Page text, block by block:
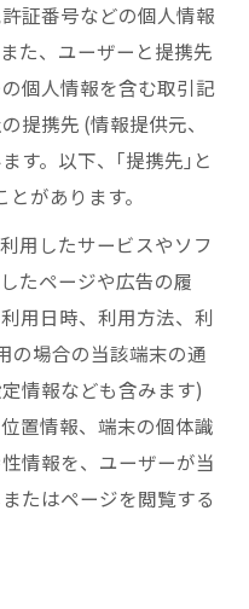
証番号などの個人情報
た、ユーザーと提携先
個人情報を含む取引記
提携先 (情報提供元、
す。以下、｢提携先｣と
があります。
用したサービスやソフ
たページや広告の履
用日時、利用方法、利
の場合の当該端末の通
情報なども含みます)
置情報、端末の個体識
情報を、ユーザーが当
たはページを閲覧する